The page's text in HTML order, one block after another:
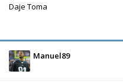
Daje Toma
Manuel89